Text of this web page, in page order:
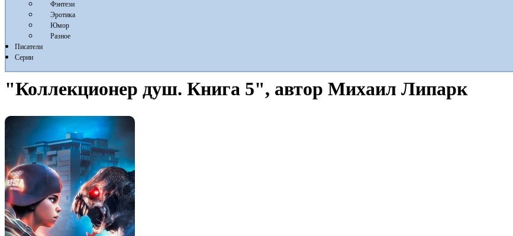
Фэнтези
Эротика
Юмор
Разное
Писатели
Серии
"Коллекционер душ. Книга 5", автор Михаил Липарк